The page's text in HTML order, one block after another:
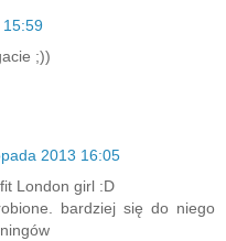
15:59
;))
2013 16:05
London girl :D
bardziej się do niego